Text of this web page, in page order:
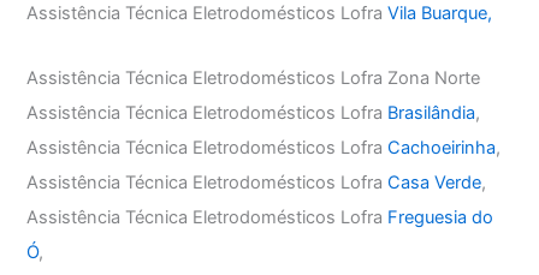
Assistência Técnica Eletrodomésticos LofraVila Buarque,
Assistência Técnica Eletrodomésticos Lofra Zona Norte
Assistência Técnica Eletrodomésticos Lofra Brasilândia,
Assistência Técnica Eletrodomésticos LofraCachoeirinha,
Assistência Técnica Eletrodomésticos LofraCasa Verde,
Assistência Técnica Eletrodomésticos Lofra Freguesia do
Ó,